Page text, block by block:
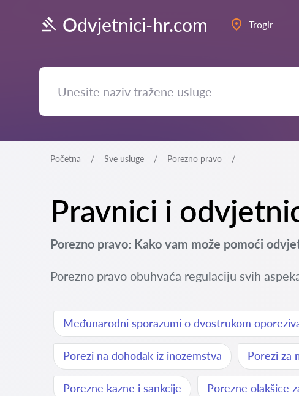
Odvjetnici-hr.com Trogir
Početna Sve usluge Porezno pravo
Pravnici i
Porezno pravo: Kako vam može pomoći
Porezno pravo obuhvaća regulaciju svih
Međunarodni sporazumi o dvostrukom
Porezi na dohodak iz inozemstva Porezi za
Porezne kazne i sankcije Porezne olakšice